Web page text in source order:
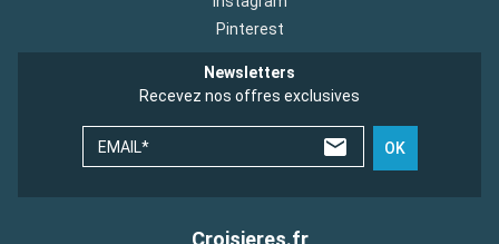
Pinterest
Newsletters
Recevez nos offres exclusives
EMAIL* OK
Croisieres.fr